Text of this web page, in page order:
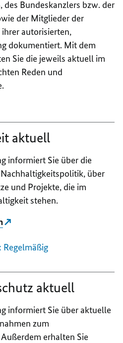
des Bundeskanzlers bzw. der
der Mitglieder der
autorisierten,
dokumentiert. Mit dem
Sie die jeweils aktuell im
Reden und
aktuell
informiert Sie über die
über
und Projekte, die im
stehen.
Regelmäßig
aktuell
informiert Sie über aktuelle
zum
erhalten Sie